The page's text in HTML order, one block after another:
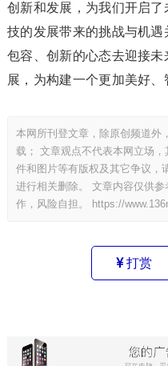
创新和发展，为我们开启
技的发展带来的挑战与机遇
包容、创新的心态去迎接
展，为构建一个更加美好、
本网所刊登文章，除原创频道外
载； 文章观点不代表本网立场
件和图片等有版权及其它争议，
进行相关删除。 文章内容仅供
作，风险自担。
https://
打赏